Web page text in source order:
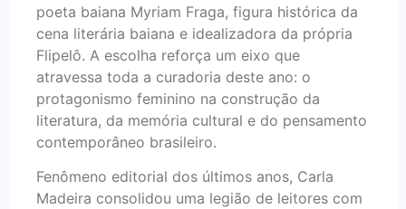
poeta baiana Myriam Fraga, figura histórica da
cena literária baiana e idealizadora da própria
Flipelô. A escolha reforça um eixo que
atravessa toda a curadoria deste ano: o
protagonismo feminino na construção da
literatura, da memória cultural e do pensamento
contemporâneo brasileiro.
Fenômeno editorial dos últimos anos, Carla
Madeira consolidou uma legião de leitores com